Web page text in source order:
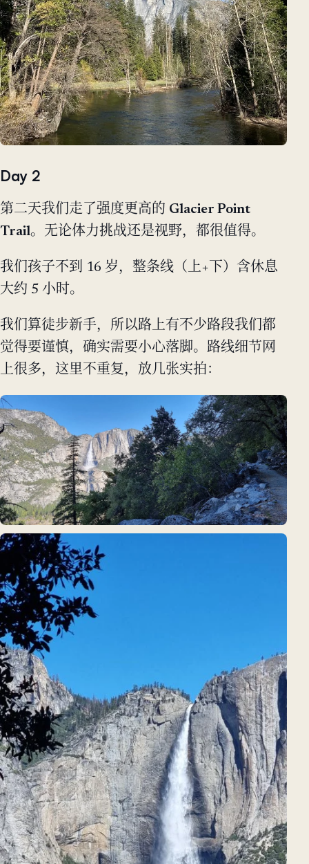
Day 2
第二天我们走了强度更高的 Glacier Point
Trail。无论体力挑战还是视野，都很值得。
我们孩子不到 16 岁，整条线（上+下）含休息
大约 5 小时。
我们算徒步新手，所以路上有不少路段我们都
觉得要谨慎，确实需要小心落脚。路线细节网
上很多，这里不重复，放几张实拍：